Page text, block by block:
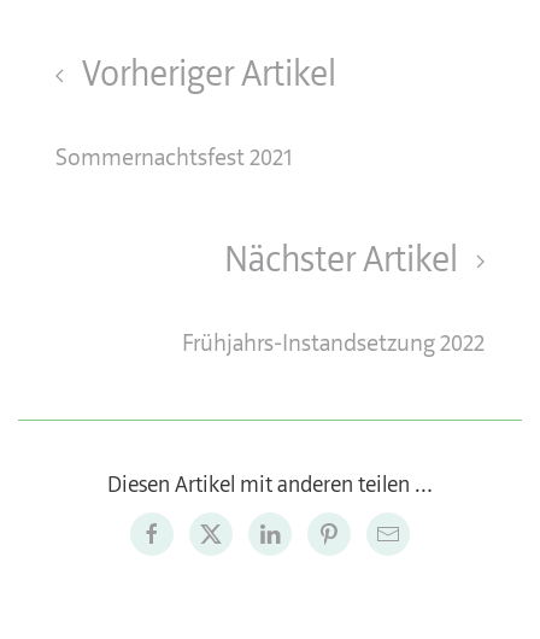
Vorheriger Artikel
Sommernachtsfest 2021
Nächster Artikel
Frühjahrs-Instandsetzung 2022
Diesen Artikel mit anderen teilen …